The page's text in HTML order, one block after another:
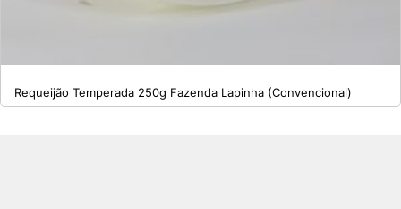
Requeijão Temperada 250g Fazenda Lapinha (Convencional)